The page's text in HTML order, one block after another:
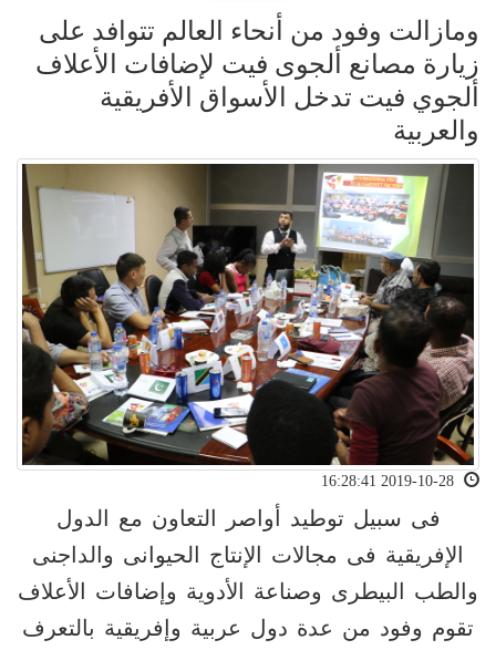
ومازالت وفود من أنحاء العالم تتوافد على
زيارة مصانع ألجوى فيت لإضافات الأعلاف
ألجوي فيت تدخل الأسواق الأفريقية
والعربية
فى سبيل توطيد أواصر التعاون مع الدول
الإفريقية فى مجالات الإنتاج الحيوانى والداجنى
والطب البيطرى وصناعة الأدوية وإضافات الأعلاف
تقوم وفود من عدة دول عربية وإفريقية بالتعرف